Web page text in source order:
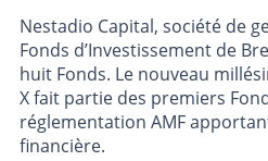
Nestadio Capital, société de
Fonds d’Investissement de
huit Fonds. Le nouveau
X fait partie des premiers
réglementation AMF
financière.